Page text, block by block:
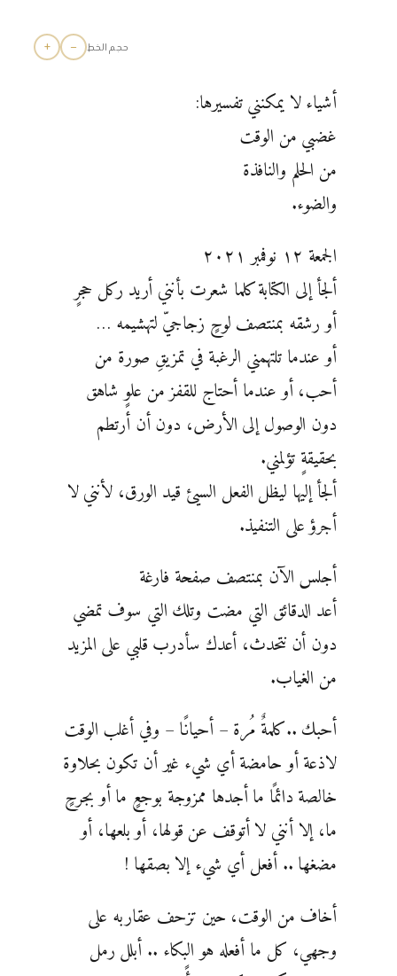
حجم الخط −
+
أشياء لا يمكنني تفسيرها:
غضبي من الوقت
من الحلم والنافذة
والضوء.
الجمعة ١٢ نوفمبر ٢٠٢١
ألجأ إلى الكتابة كلما شعرت بأنني أريد ركل حجرٍ
أو رشقه بمنتصف لوحٍ زجاجيّ لتهشيمه …
أو عندما تلتهمني الرغبة في تمزيقِ صورة من
أحب، أو عندما أحتاج للقفز من علوٍ شاهق
دون الوصول إلى الأرض، دون أن أرتطم
بحقيقةٍ تؤلمني.
ألجأ إليها ليظل الفعل السيئ قيد الورق، لأنني لا
أجرؤ على التنفيذ.
أجلس الآن بمنتصف صفحة فارغة
أعد الدقائق التي مضت وتلك التي سوف تمضي
دون أن نتحدث، أعدك سأدرب قلبي على المزيد
من الغياب.
أحبك ..كلمةٌ مُرة – أحيانًا – وفي أغلب الوقت
لاذعة أو حامضة أي شيء غير أن تكون بحلاوة
خالصة دائمًا ما أجدها ممزوجة بوجعٍ ما أو بجرحٍ
ما، إلا أنني لا أتوقف عن قولها، أو بلعها، أو
مضغها .. أفعل أي شيء إلا بصقها !
أخاف من الوقت، حين تزحف عقاربه على
وجهي، كل ما أفعله هو البكاء .. أبلل رمل